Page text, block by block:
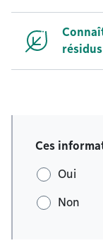
Ces
Oui
Non